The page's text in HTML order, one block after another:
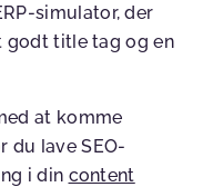
simulator, der
godt title tag og en
at komme
du lave SEO-
i din content